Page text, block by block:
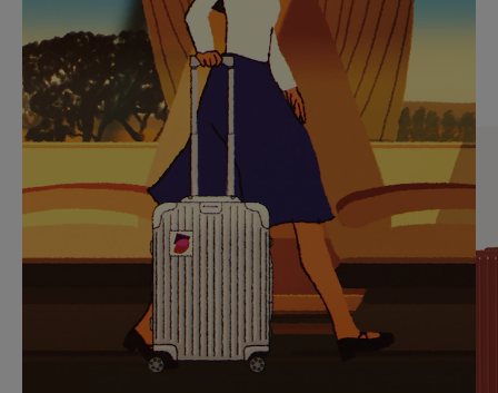
DRUK
OP
OM
TE
PAUZEREN
VIDEO
IS
UITGESCHAKELD.
DRUK
HIER
OM
HET
DEMPEN
OP
Ontdek de perfecte metgezel
voor elke reis